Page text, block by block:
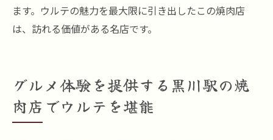
ます。ウルテの魅力を最大限に引き出したこの焼肉店
は、訪れる価値がある名店です。
グルメ体験を提供する黒川駅の焼
肉店でウルテを堪能